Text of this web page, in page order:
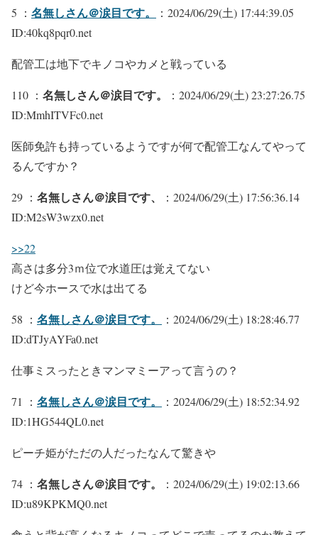
5 ： 名無しさん＠涙目です。
：2024/06/29(土) 17:44:39.05
ID:40kq8pqr0.net
配管工は地下でキノコやカメと戦っている
110 ： 名無しさん＠涙目です。
：2024/06/29(土) 23:27:26.75
ID:MmhITVFc0.net
医師免許も持っているようですが何で配管工なんてやって
るんですか？
29 ： 名無しさん＠涙目です、
：2024/06/29(土) 17:56:36.14
ID:M2sW3wzx0.net
>>22
高さは多分3ｍ位で水道圧は覚えてない
けど今ホースで水は出てる
58 ： 名無しさん＠涙目です。
：2024/06/29(土) 18:28:46.77
ID:dTJyAYFa0.net
仕事ミスったときマンマミーアって言うの？
71 ： 名無しさん＠涙目です。
：2024/06/29(土) 18:52:34.92
ID:1HG544QL0.net
ピーチ姫がただの人だったなんて驚きや
74 ： 名無しさん＠涙目です。
：2024/06/29(土) 19:02:13.66
ID:u89KPKMQ0.net